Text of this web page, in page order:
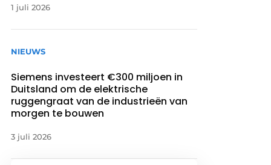
1 juli 2026
NIEUWS
Siemens investeert €300 miljoen in
Duitsland om de elektrische
ruggengraat van de industrieën van
morgen te bouwen
3 juli 2026